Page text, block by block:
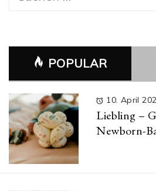
POPULAR
10. April
Liebling –
Newborn-